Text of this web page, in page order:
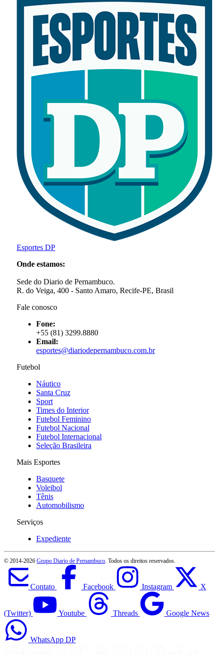
Esportes DP
Onde estamos:
Sede do Diario de Pernambuco.
R. do Veiga, 400 - Santo Amaro, Recife-PE, Brasil
Fale conosco
Fone:
+55 (81) 3299.8880
Email:
esportes@diariodepernambuco.com.br
Futebol
Náutico
Santa Cruz
Sport
Times do Interior
Futebol Feminino
Futebol Nacional
Futebol Internacional
Seleção Brasileira
Mais Esportes
Basquete
Voleibol
Tênis
Automobilismo
Serviços
Expediente
© 2014-2026 Grupo Diario de Pernambuco . Todos os direitos reservados.
Contato Facebook Instagram X
(Twitter) Youtube Threads Google News
WhatsApp DP